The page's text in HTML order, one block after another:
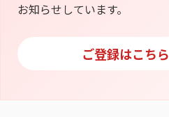
お知らせしています。
ご登録はこちら